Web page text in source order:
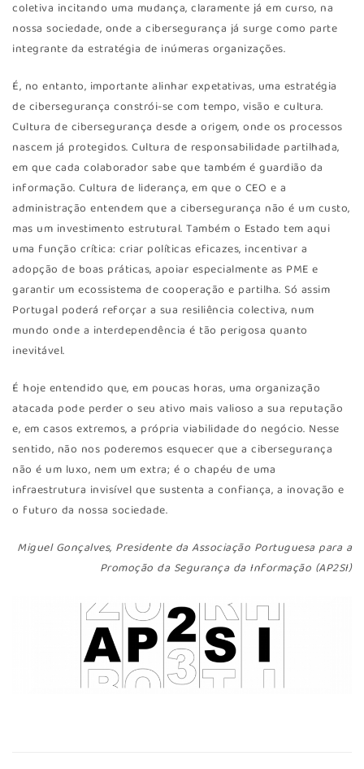
coletiva incitando uma mudança, claramente já em curso, na
nossa sociedade, onde a cibersegurança já surge como parte
integrante da estratégia de inúmeras organizações.
É, no entanto, importante alinhar expetativas, uma estratégia
de cibersegurança constrói-se com tempo, visão e cultura.
Cultura de cibersegurança desde a origem, onde os processos
nascem já protegidos. Cultura de responsabilidade partilhada,
em que cada colaborador sabe que também é guardião da
informação. Cultura de liderança, em que o CEO e a
administração entendem que a cibersegurança não é um custo,
mas um investimento estrutural. Também o Estado tem aqui
uma função crítica: criar políticas eficazes, incentivar a
adopção de boas práticas, apoiar especialmente as PME e
garantir um ecossistema de cooperação e partilha. Só assim
Portugal poderá reforçar a sua resiliência colectiva, num
mundo onde a interdependência é tão perigosa quanto
inevitável.
É hoje entendido que, em poucas horas, uma organização
atacada pode perder o seu ativo mais valioso a sua reputação
e, em casos extremos, a própria viabilidade do negócio. Nesse
sentido, não nos poderemos esquecer que a cibersegurança
não é um luxo, nem um extra; é o chapéu de uma
infraestrutura invisível que sustenta a confiança, a inovação e
o futuro da nossa sociedade.
Miguel Gonçalves, Presidente da Associação Portuguesa para a
Promoção da Segurança da Informação (AP2SI)